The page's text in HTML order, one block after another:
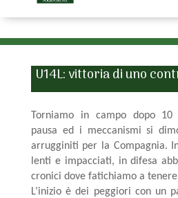
U14L: vittoria di uno
Torniamo in campo dopo
pausa ed i meccanismi si
arrugginiti per la Compagnia.
lenti e impacciati, in difesa
cronici dove fatichiamo a tenere
L’inizio è dei peggiori con un